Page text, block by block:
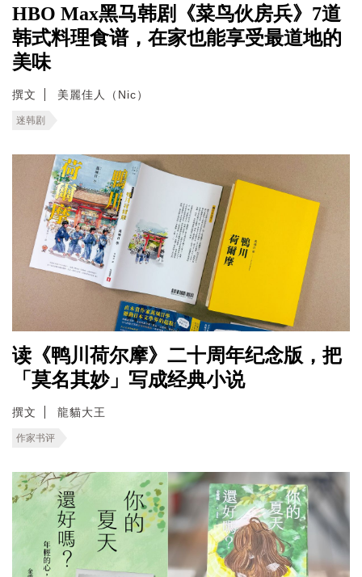
HBO Max黑马韩剧《菜鸟伙房兵》7道
韩式料理食谱，在家也能享受最道地的
美味
撰文 美麗佳人（Nic）
迷韩剧
读《鸭川荷尔摩》二十周年纪念版，把
「莫名其妙」写成经典小说
撰文 龍貓大王
作家书评